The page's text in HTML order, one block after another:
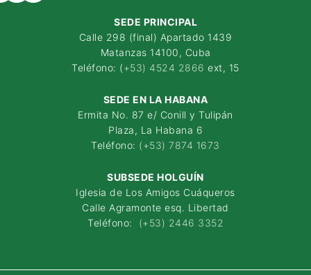
SEDE PRINCIPAL
Calle 298 (final) Apartado 1439
Matanzas 14100, Cuba
Teléfono: (+53) 4524 2866 ext, 15
SEDE EN LA HABANA
Ermita No. 87 e/ Conill y Tulipán
Plaza, La Habana 6
Teléfono: (+53) 7874 1673
SUBSEDE HOLGUÍN
Iglesia de Los Amigos Cuáqueros
Calle Agramonte esq. Libertad
Teléfono: (+53) 2446 3352